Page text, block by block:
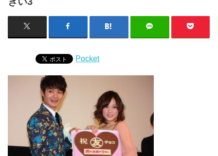
Pocket